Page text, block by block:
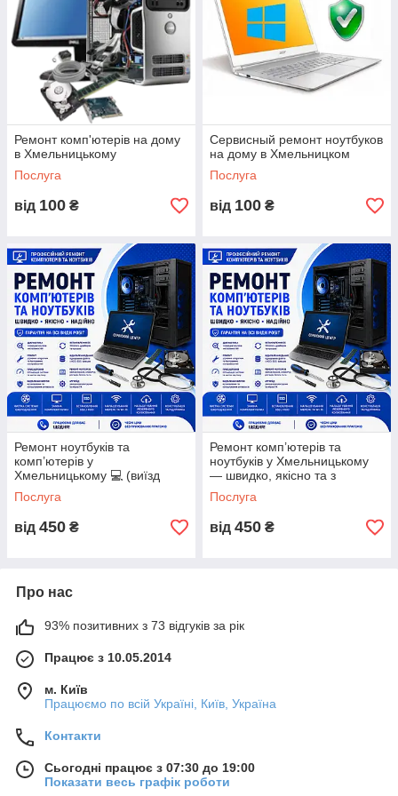
відновлення даних,
резервне копіювання даних,
налаштування електронної пошти,
ремонт обладнання,
установка операційної системи,
ремонт материнської плати,
ремонт после разлива жидкости,
ремонт звуковой карты,
установка программного обеспечения и настройка
беспроводных сетей и тд.
У наших специалистов большой опыт поремонту
компьютеров и ремонту ноутбуков, они совершенствуют
свои знания с появлением новых технологий.
Наши преимущества:
•Доступная стоимость услуг. Вы получаете бесплатную
диагностику и список того что необходимо для ремонта
вашего компьютера.
•Профессиональные и опытные специалисты.
•Гарантийное обслуживание! После ремонта вашего
КИЇВСТАР
ЛАЙФ (063) 291-94-45
Ремонт комп'ютерів на дому
в Хмельницькому
Послуга
від 100 ₴
Сервисный ремонт ноутбуков
на дому в Хмельницком
Послуга
від 100 ₴
Ремонт ноутбуків та
комп’ютерів у
Хмельницькому 💻 (виїзд
майстра, ремонт вдома,
гарантія)
Послуга
від 450 ₴
Ремонт комп’ютерів та
ноутбуків у Хмельницькому
— швидко, якісно та з
гарантією
Послуга
від 450 ₴
Про нас
93% позитивних з 73 відгуків за рік
Працює з 10.05.2014
м. Київ
Працюємо по всій Україні, Київ, Україна
Контакти
Сьогодні працює з 07:30 до 19:00
Показати весь графік роботи